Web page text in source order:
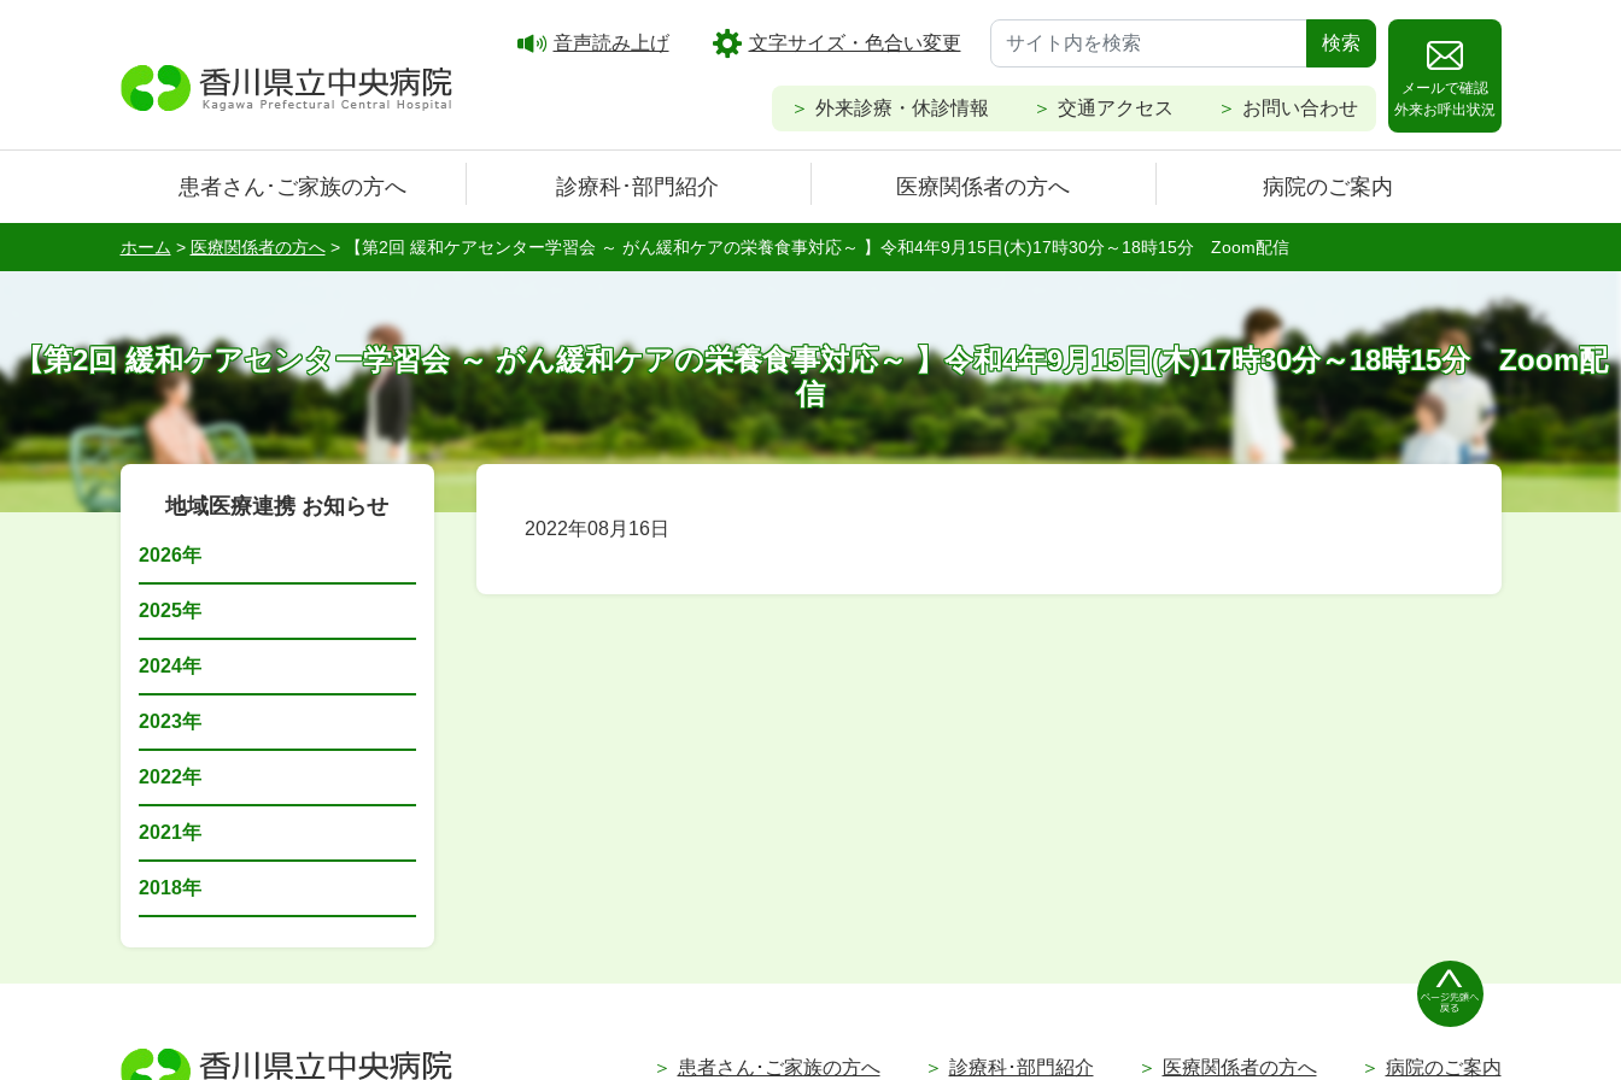
音声読み上げ 文字サイズ・色合い変更 検索
外来診療・休診情報 交通アクセス お問い合わせ
メールで確認
外来お呼出状況
患者さん･ご家族の方へ 診療科･部門紹介 医療関係者の方へ 病院のご案内
ホーム > 医療関係者の方へ> 【第2回 緩和ケアセンター学習会 ～ がん緩和ケアの栄養食事対応～ 】令和4年9月15日(木)17時30分～18時15分 Zoom配信
【第2回 緩和ケアセンター学習会 ～ がん緩和ケアの栄養食事対応～ 】令和4年9月15日(木)17時30分～18時15分 Zoom配
信
2022年08月16日
地域医療連携 お知らせ
2026年
2025年
2024年
2023年
2022年
2021年
2018年
患者さん･ご家族の方へ 診療科･部門紹介 医療関係者の方へ 病院のご案内